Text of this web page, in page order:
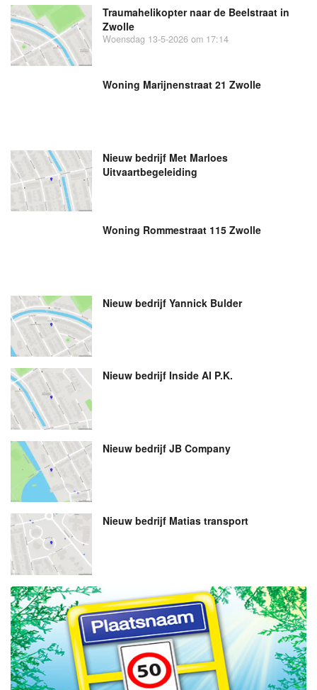
Traumahelikopter naar de Beelstraat in
Zwolle
Woensdag 13-5-2026 om 17:14
Woning Marijnenstraat 21 Zwolle
Nieuw bedrijf Met Marloes
Uitvaartbegeleiding
Woning Rommestraat 115 Zwolle
Nieuw bedrijf Yannick Bulder
Nieuw bedrijf Inside AI P.K.
Nieuw bedrijf JB Company
Nieuw bedrijf Matias transport